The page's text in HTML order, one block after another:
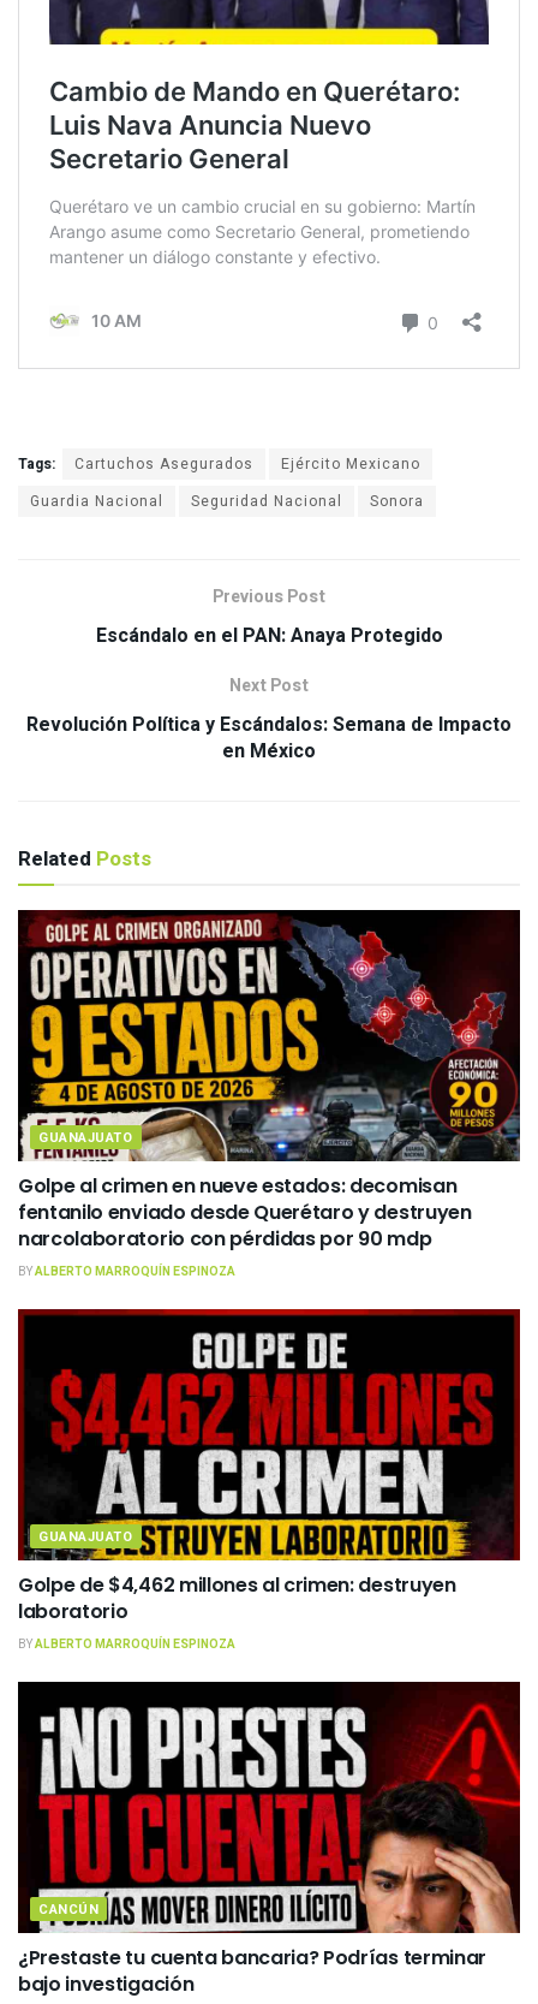
Tags: Cartuchos Asegurados
Ejército Mexicano
Guardia Nacional
Seguridad Nacional Sonora
Previous Post
Escándalo en el PAN: Anaya Protegido
Next Post
Revolución Política y Escándalos: Semana de Impacto
en México
Related Posts
GUANAJUATO
Golpe al crimen en nueve estados: decomisan
fentanilo enviado desde Querétaro y destruyen
narcolaboratorio con pérdidas por 90 mdp
BYALBERTO MARROQUÍN ESPINOZA
GUANAJUATO
Golpe de $4,462 millones al crimen: destruyen
laboratorio
BYALBERTO MARROQUÍN ESPINOZA
CANCÚN
¿Prestaste tu cuenta bancaria? Podrías terminar
bajo investigación